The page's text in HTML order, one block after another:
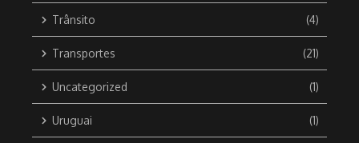
Trânsito (4)
Transportes (21)
Uncategorized (1)
Uruguai (1)